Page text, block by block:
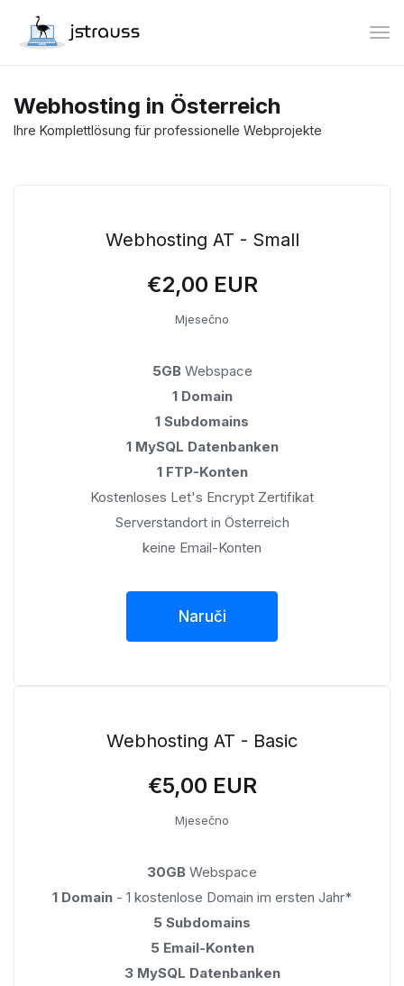
Webhosting in Österreich
Ihre Komplettlösung für professionelle Webprojekte
Webhosting AT - Small
€2,00 EUR
Mjesečno
5GBWebspace
1 Domain
1 Subdomains
1 MySQL Datenbanken
1 FTP-Konten
Kostenloses Let's Encrypt Zertifikat
Serverstandort in Österreich
keine Email-Konten
Naruči
Webhosting AT - Basic
€5,00 EUR
Mjesečno
30GB Webspace
1 Domain - 1 kostenlose Domain im ersten Jahr*
5 Subdomains
5 Email-Konten
3 MySQL Datenbanken